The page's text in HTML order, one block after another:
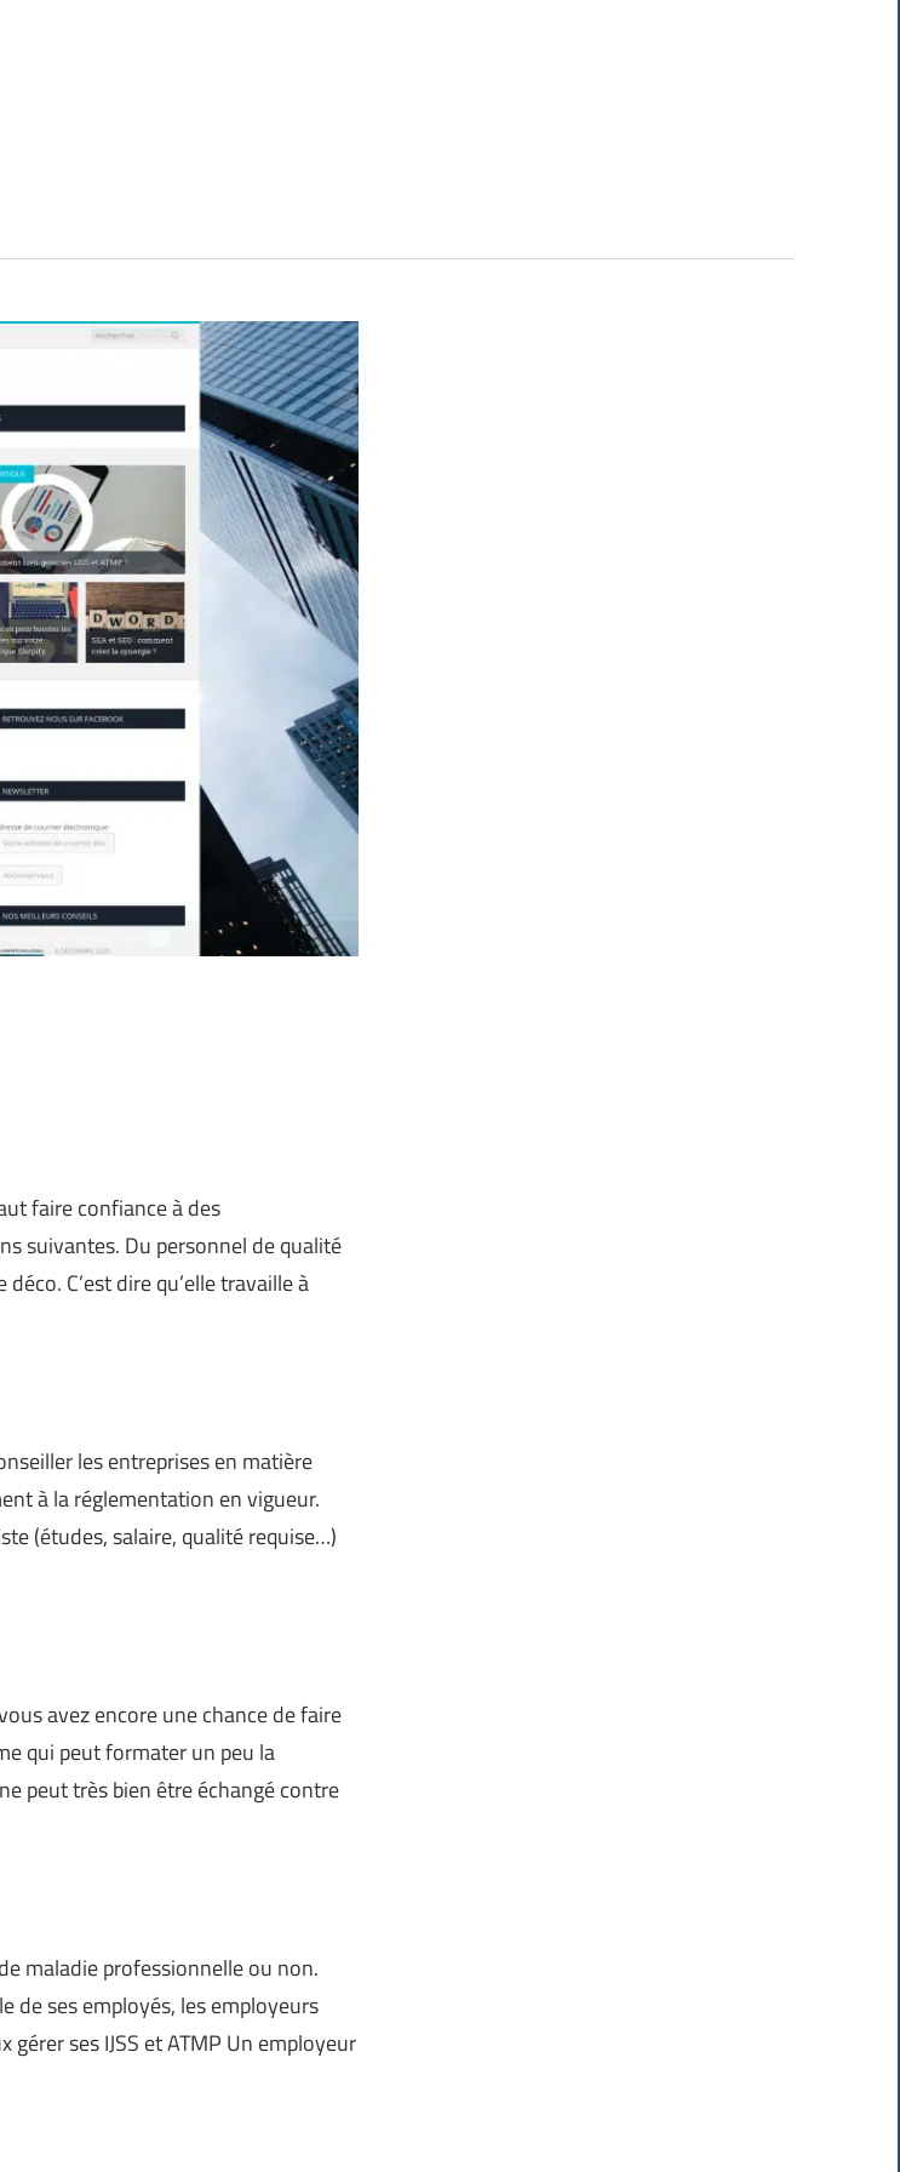
faire confiance à des
suivantes. Du personnel de qualité
C’est dire qu’elle travaille à
les entreprises en matière
à la réglementation en vigueur.
(études, salaire, qualité requise…)
avez encore une chance de faire
qui peut formater un peu la
peut très bien être échangé contre
maladie professionnelle ou non.
de ses employés, les employeurs
ses IJSS et ATMP Un employeur